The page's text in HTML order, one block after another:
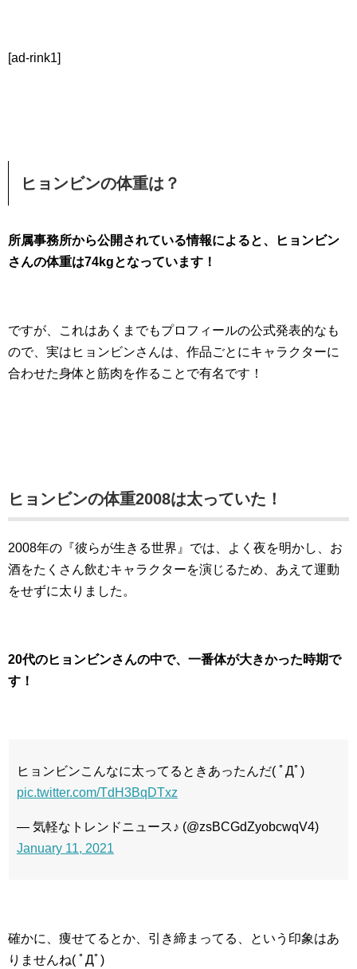
[ad-rink1]
ヒョンビンの体重は？
所属事務所から公開されている情報によると、ヒョンビン
さんの体重は74kgとなっています！
ですが、これはあくまでもプロフィールの公式発表的なも
ので、実はヒョンビンさんは、作品ごとにキャラクターに
合わせた身体と筋肉を作ることで有名です！
ヒョンビンの体重2008は太っていた！
2008年の『彼らが生きる世界』では、よく夜を明かし、お
酒をたくさん飲むキャラクターを演じるため、あえて運動
をせずに太りました。
20代のヒョンビンさんの中で、一番体が大きかった時期で
す！
ヒョンビンこんなに太ってるときあったんだ( ﾟДﾟ)
pic.twitter.com/TdH3BqDTxz
— 気軽なトレンドニュース♪ (@zsBCGdZyobcwqV4)
January 11, 2021
確かに、痩せてるとか、引き締まってる、という印象はあ
りませんね( ﾟДﾟ)